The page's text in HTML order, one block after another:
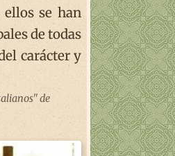
se han
de todas
carácter y
de